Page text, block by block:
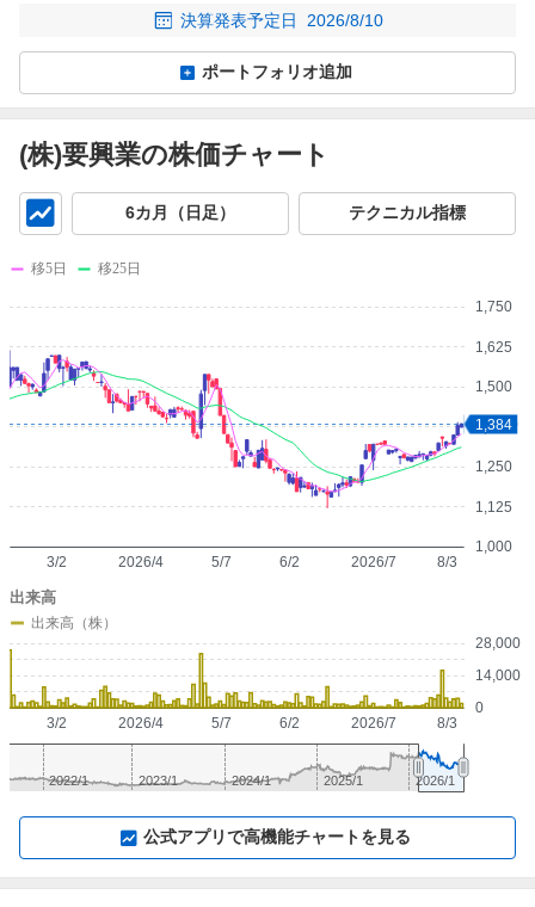
決算発表予定日 2026/8/10
ポートフォリオ追加
(株)要興業の株価チャート
6カ月（日足） テクニカル指標
1,000
1,125
1,250
1,375
1,500
1,625
1,750
2026/4 2026/7
3/2 5/7 6/2 8/3
1,384
移5日 移25日
0
14,000
28,000
2026/4 2026/7
3/2 5/7 6/2 8/3
出来高
出来高（株）
2023/1 2025/1
2022/1 2024/1 2026/1
公式アプリで高機能チャートを見る